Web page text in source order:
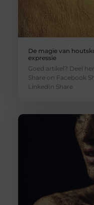
De magie van
expressie
Goed artikel? Deel
Share on Facebook
LinkedIn Share